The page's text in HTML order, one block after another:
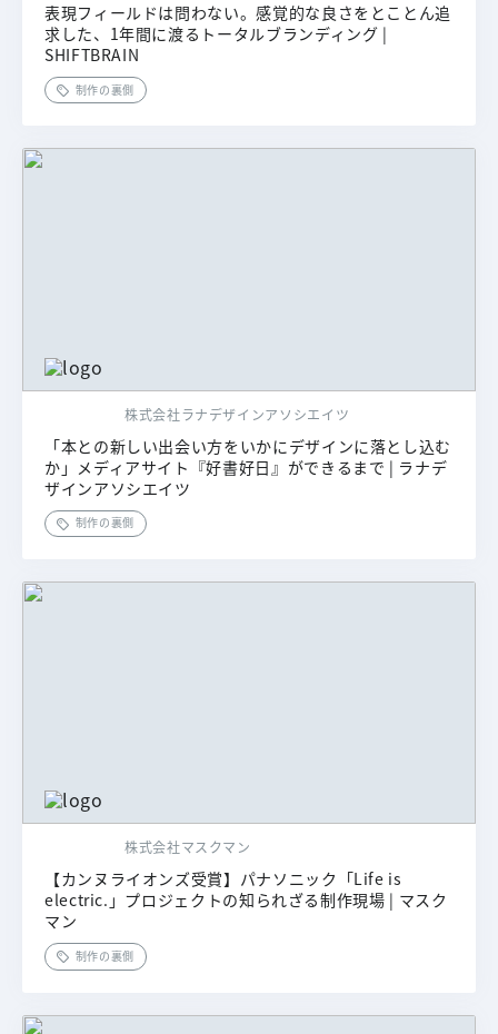
表現フィールドは問わない。感覚的な良さをとことん追
求した、1年間に渡るトータルブランディング |
SHIFTBRAIN
制作の裏側
株式会社ラナデザインアソシエイツ
「本との新しい出会い方をいかにデザインに落とし込む
か」メディアサイト『好書好日』ができるまで | ラナデ
ザインアソシエイツ
制作の裏側
株式会社マスクマン
【カンヌライオンズ受賞】パナソニック「Life is
electric.」プロジェクトの知られざる制作現場 | マスク
マン
制作の裏側